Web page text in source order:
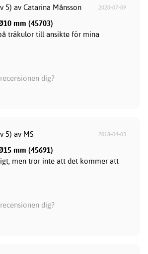
5) av Catarina Månsson 2020-07-09
mm (45703)
träkulor till ansikte för mina
dig?
5) av MS 2018-04-03
mm (45691)
men tror inte att det kommer att
dig?